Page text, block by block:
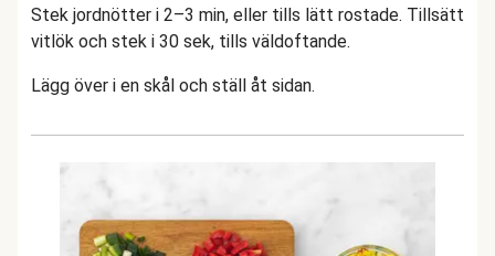
Stek jordnötter i 2–3 min, eller tills lätt rostade. Tillsätt
vitlök och stek i 30 sek, tills väldoftande.
Lägg över i en skål och ställ åt sidan.